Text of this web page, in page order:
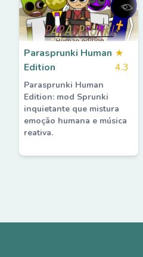
Parasprunki Human
Edition
★
4.3
Parasprunki Human
Edition: mod Sprunki
inquietante que mistura
emoção humana e música
reativa.